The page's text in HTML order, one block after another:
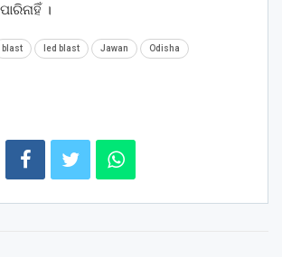
।
blast Ied blast Jawan Odisha